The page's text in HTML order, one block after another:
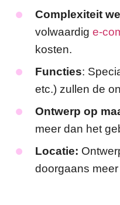
Complexiteit
volwaardig e-
kosten.
Functies:
etc.) zullen de
Ontwerp op
meer dan het
Locatie:
doorgaans